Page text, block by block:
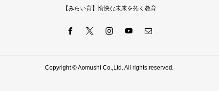
【みらい育】愉快な未来を拓く教育
Copyright © Aomushi Co.,Ltd. All rights reserved.